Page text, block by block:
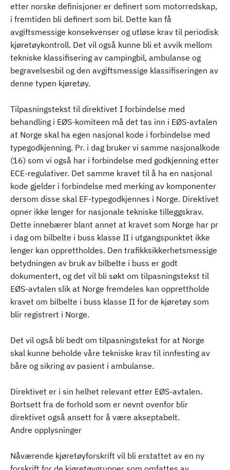
etter norske definisjoner er definert som motorredskap,
i fremtiden bli definert som bil. Dette kan få
avgiftsmessige konsekvenser og utløse krav til periodisk
kjøretøykontroll. Det vil også kunne bli et avvik mellom
tekniske klassifisering av campingbil, ambulanse og
begravelsesbil og den avgiftsmessige klassifiseringen av
denne typen kjøretøy.
Tilpasningstekst til direktivet I forbindelse med
behandling i EØS-komiteen må det tas inn i EØS-avtalen
at Norge skal ha egen nasjonal kode i forbindelse med
typegodkjenning. Pr. i dag bruker vi samme nasjonalkode
(16) som vi også har i forbindelse med godkjenning etter
ECE-regulativer. Det samme kravet til å ha en nasjonal
kode gjelder i forbindelse med merking av komponenter
dersom disse skal EF-typegodkjennes i Norge. Direktivet
opner ikke lenger for nasjonale tekniske tilleggskrav.
Dette innebærer blant annet at kravet som Norge har pr
i dag om bilbelte i buss klasse II i utgangspunktet ikke
lenger kan opprettholdes. Den trafikksikkerhetsmessige
betydningen av bruk av bilbelte i buss er godt
dokumentert, og det vil bli søkt om tilpasningstekst til
EØS-avtalen slik at Norge fremdeles kan opprettholde
kravet om bilbelte i buss klasse II for de kjøretøy som
blir registrert i Norge.
Det vil også bli bedt om tilpasningstekst for at Norge
skal kunne beholde våre tekniske krav til innfesting av
båre og sikring av pasient i ambulanse.
Direktivet er i sin helhet relevant etter EØS-avtalen.
Bortsett fra de forhold som er nevnt ovenfor blir
direktivet også ansett for å være akseptabelt.
Andre opplysninger
Nåværende kjøretøyforskrift vil bli erstattet av en ny